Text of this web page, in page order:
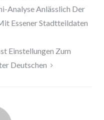
Analyse Anlässlich Der
Essener Stadtteildaten
Einstellungen Zum
Deutschen